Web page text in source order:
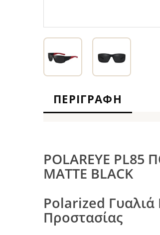
ΠΕΡΙΓΡΑΦΉ
POLAREYE PL85
MATTE BLACK
Polarized
Προστασίας